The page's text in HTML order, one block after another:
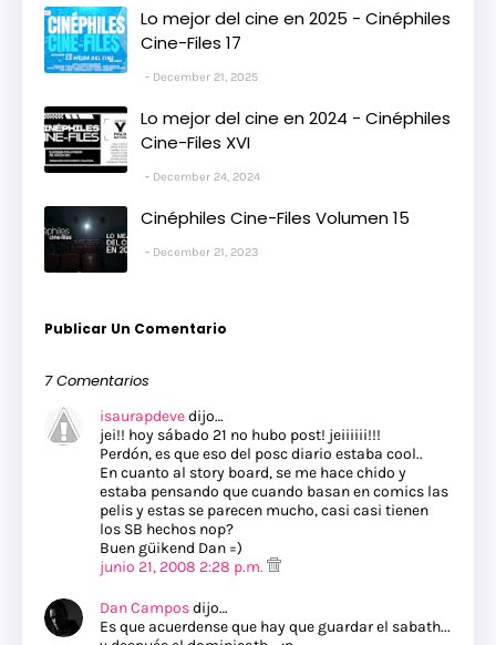
Lo mejor del cine en 2025 - Cinéphiles
Cine-Files 17
December 21, 2025
Lo mejor del cine en 2024 - Cinéphiles
Cine-Files XVI
December 24, 2024
Cinéphiles Cine-Files Volumen 15
December 21, 2023
Publicar Un Comentario
7 Comentarios
isaurapdevedijo…
jei!! hoy sábado 21 no hubo post! jeiiiiii!!!
Perdón, es que eso del posc diario estaba cool..
En cuanto al story board, se me hace chido y
estaba pensando que cuando basan en comics las
pelis y estas se parecen mucho, casi casi tienen
los SB hechos nop?
Buen güikend Dan =)
junio 21, 2008 2:28 p.m.
Dan Camposdijo…
Es que acuerdense que hay que guardar el sabath...